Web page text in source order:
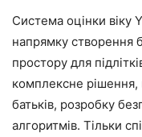
Система оцінки віку
напрямку створення
простору для
комплексне рішення,
батьків, розробку
алгоритмів. Тільки